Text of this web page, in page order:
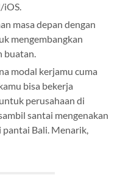
iOS.
masa depan dengan
mengembangkan
buatan.
modal kerjamu cuma
bisa bekerja
perusahaan di
santai mengenakan
pantai Bali. Menarik,